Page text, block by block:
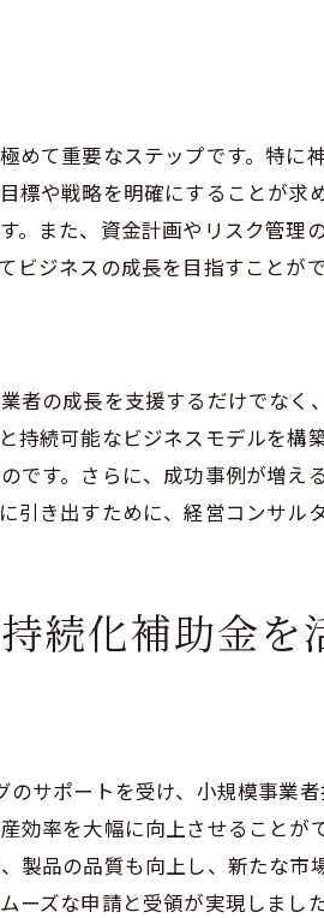
ートナーシップ
めるためのポイント
分の重要性
ィングの長期的効果
で小規模事業者持続化補助金の
力強化
市場開拓
戦略の策定
成功事例と教訓
けるべきミス
据えた計画策定
めて重要なステップです。特
や戦略を明確にすることが求
。また、資金計画やリスク管
ジネスの成長を目指すことがで
者の成長を支援するだけでな
持続可能なビジネスモデルを
です。さらに、成功事例が増
き出すために、経営コンサル
続化補助金
サポートを受け、小規模事業
効率を大幅に向上させること
製品の品質も向上し、新たな
ーズな申請と受領が実現しま